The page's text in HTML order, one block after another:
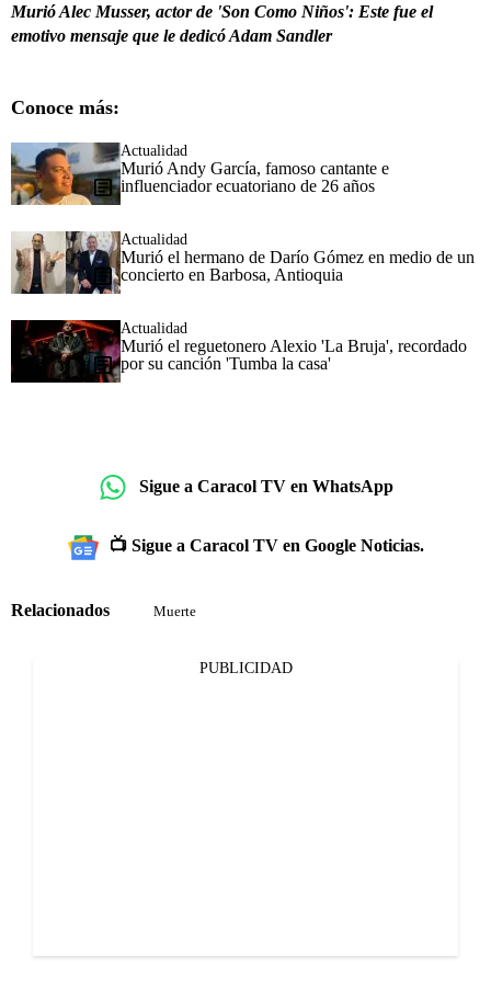
Murió Alec Musser, actor de 'Son Como Niños': Este fue el
emotivo mensaje que le dedicó Adam Sandler
Conoce más:
Actualidad
Murió Andy García, famoso cantante e
influenciador ecuatoriano de 26 años
Actualidad
Murió el hermano de Darío Gómez en medio de un
concierto en Barbosa, Antioquia
Actualidad
Murió el reguetonero Alexio 'La Bruja', recordado
por su canción 'Tumba la casa'
Sigue a Caracol TV en WhatsApp
📺 Sigue a Caracol TV en Google Noticias.
Relacionados Muerte
PUBLICIDAD